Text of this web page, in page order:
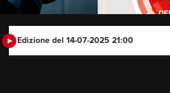
Edizione del 14-07-2025 21:00